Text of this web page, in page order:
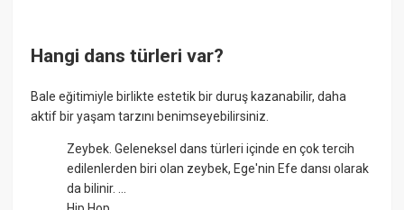
Hangi dans türleri var?
Bale eğitimiyle birlikte estetik bir duruş kazanabilir, daha
aktif bir yaşam tarzını benimseyebilirsiniz.
Zeybek. Geleneksel dans türleri içinde en çok tercih
edilenlerden biri olan zeybek, Ege'nin Efe dansı olarak
da bilinir. ...